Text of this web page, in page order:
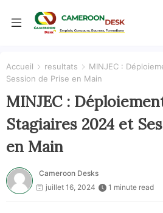
Accueil resultats
MINJEC :
Session de Prise en Main
MINJEC :
Stagiaires 2024 et
en Main
Cameroon Desks
juillet 16, 2024
1 minute read